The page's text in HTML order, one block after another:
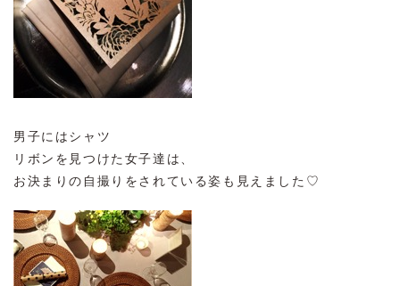
男子にはシャツ
リボンを見つけた女子達は、
お決まりの自撮りをされている姿も見えました♡